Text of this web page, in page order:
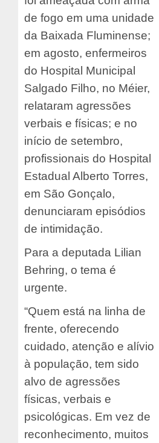
de fogo em uma unidade
da Baixada Fluminense;
em agosto, enfermeiros
do Hospital Municipal
Salgado Filho, no Méier,
relataram agressões
verbais e físicas; e no
início de setembro,
profissionais do Hospital
Estadual Alberto Torres,
em São Gonçalo,
denunciaram episódios
de intimidação.
Para a deputada Lilian
Behring, o tema é
urgente.
“Quem está na linha de
frente, oferecendo
cuidado, atenção e alívio
à população, tem sido
alvo de agressões
físicas, verbais e
psicológicas. Em vez de
reconhecimento, muitos